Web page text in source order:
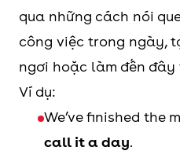
qua những cách nói
công việc trong ngày,
ngơi hoặc làm đến đây
Ví dụ:
We’ve finished the
call it a day.